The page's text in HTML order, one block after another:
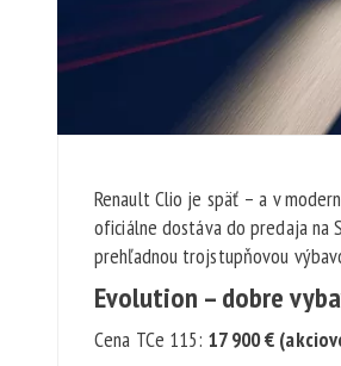
Renault Clio je späť – a v
oficiálne dostáva do predaja na
prehľadnou trojstupňovou
Evolution – dobre
Cena TCe 115: 17 900 €